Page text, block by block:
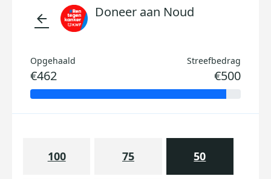
arrow_back Doneer aan Noud
Opgehaald
€462
Streefbedrag
€500
100 75 50